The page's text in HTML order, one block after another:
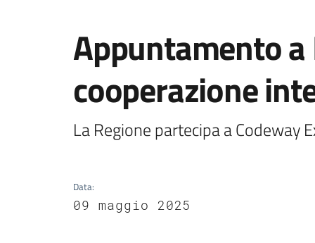
Appuntamento a
cooperazione
La Regione partecipa a Codeway
Data:
09 maggio 2025